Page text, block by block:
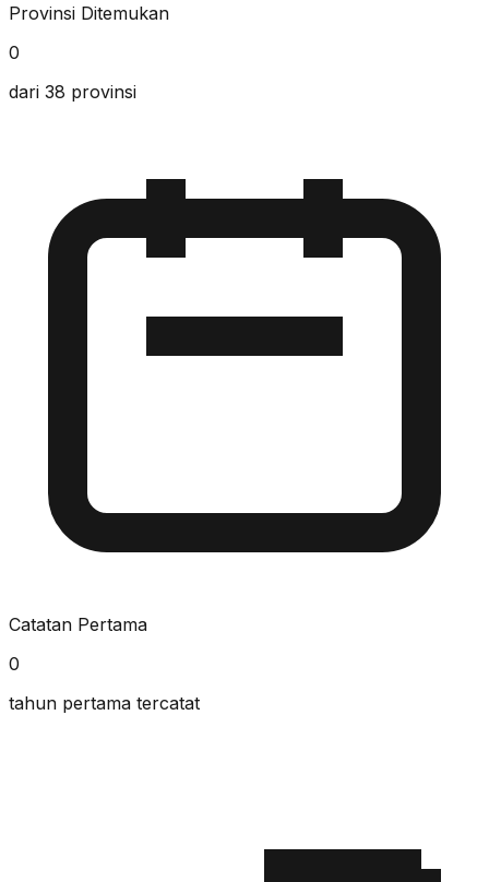
Provinsi Ditemukan
0
dari 38 provinsi
Catatan Pertama
0
tahun pertama tercatat